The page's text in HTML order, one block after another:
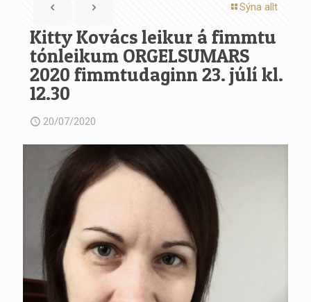
Sýna allt
Kitty Kovács leikur á fimmtu
tónleikum ORGELSUMARS
2020 fimmtudaginn 23. júlí kl.
12.30
20/07/2020